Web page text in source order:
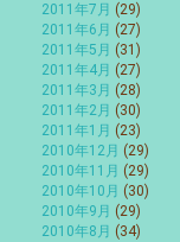
2011年7月 (29)
2011年6月 (27)
2011年5月 (31)
2011年4月 (27)
2011年3月 (28)
2011年2月 (30)
2011年1月 (23)
2010年12月 (29)
2010年11月 (29)
2010年10月 (30)
2010年9月 (29)
2010年8月 (34)